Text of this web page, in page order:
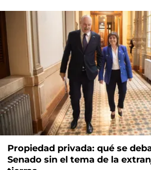
Propiedad privada: qué se
Senado sin el tema de la